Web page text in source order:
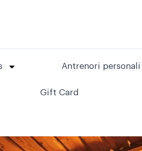
Antrenori personali
Gift Card